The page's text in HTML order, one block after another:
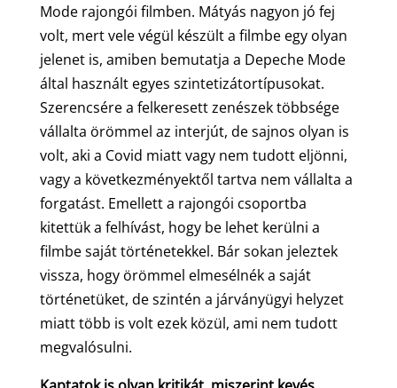
Mode rajongói filmben. Mátyás nagyon jó fej
volt, mert vele végül készült a filmbe egy olyan
jelenet is, amiben bemutatja a Depeche Mode
által használt egyes szintetizátortípusokat.
Szerencsére a felkeresett zenészek többsége
vállalta örömmel az interjút, de sajnos olyan is
volt, aki a Covid miatt vagy nem tudott eljönni,
vagy a következményektől tartva nem vállalta a
forgatást. Emellett a rajongói csoportba
kitettük a felhívást, hogy be lehet kerülni a
filmbe saját történetekkel. Bár sokan jeleztek
vissza, hogy örömmel elmesélnék a saját
történetüket, de szintén a járványügyi helyzet
miatt több is volt ezek közül, ami nem tudott
megvalósulni.